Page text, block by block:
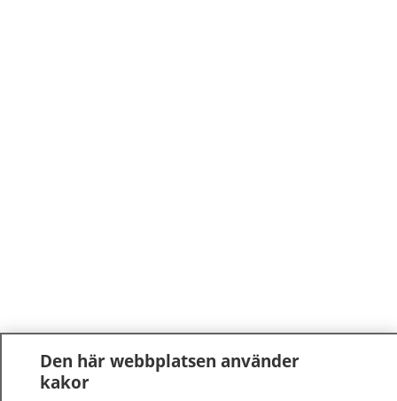
Den här webbplatsen använder
kakor